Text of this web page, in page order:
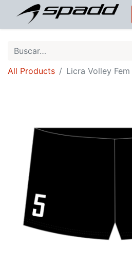
All Products Licra Volley